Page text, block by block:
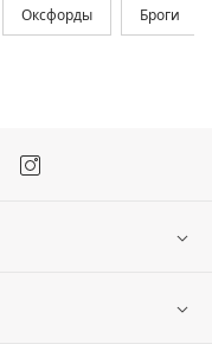
Оксфорды Броги